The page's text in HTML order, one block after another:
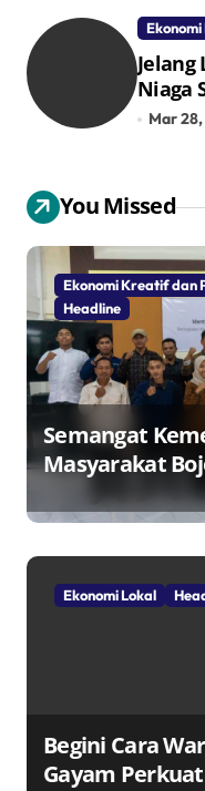
Niaga
Mar
You Missed
Ekonomi Kreatif dan
Headline
Semangat
Masyarakat
Bangun Desa
Ekonomi Lokal
Begini Cara
Gayam